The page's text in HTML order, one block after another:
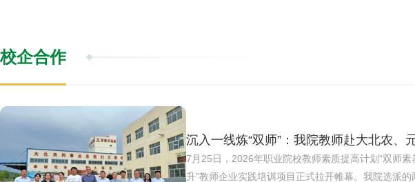
校企合作
7月25日，2026年职业院校教师素质提高计划“双师素
升”教师企业实践培训项目正式拉开帷幕。我院选派